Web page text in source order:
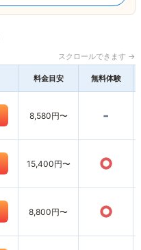
スクロールできます →
料金目安 無料体験
8,580円〜 -
15,400円〜 ○
8,800円〜 ○